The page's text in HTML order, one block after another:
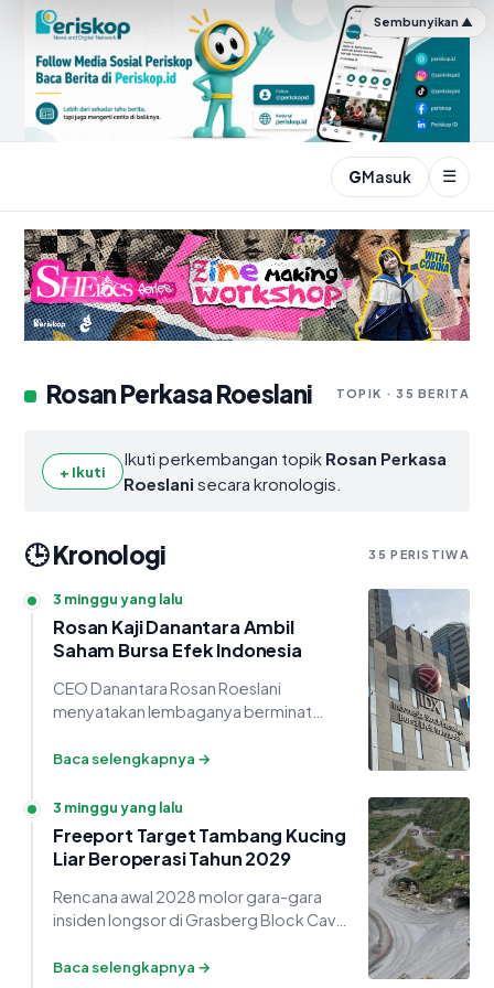
Sembunyikan ▲
GMasuk ☰
Rosan Perkasa Roeslani TOPIK · 35 BERITA
+ Ikuti
Ikuti perkembangan topik Rosan Perkasa
Roeslani secara kronologis.
🕒 Kronologi 35 PERISTIWA
3 minggu yang lalu
Rosan Kaji Danantara Ambil
Saham Bursa Efek Indonesia
CEO Danantara Rosan Roeslani
menyatakan lembaganya berminat
lewat proses demutualisasi, meski porsi
Baca selengkapnya →
3 minggu yang lalu
Freeport Target Tambang Kucing
Liar Beroperasi Tahun 2029
Rencana awal 2028 molor gara-gara
insiden longsor di Grasberg Block Cave.
gantikan tambang DMLZ yang
Baca selengkapnya →